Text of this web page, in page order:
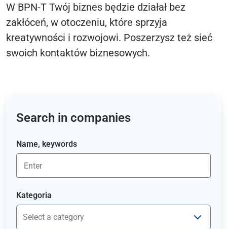
W BPN-T Twój biznes będzie działał bez
zakłóceń, w otoczeniu, które sprzyja
kreatywności i rozwojowi. Poszerzysz też sieć
swoich kontaktów biznesowych.
Search in companies
Name, keywords
Kategoria